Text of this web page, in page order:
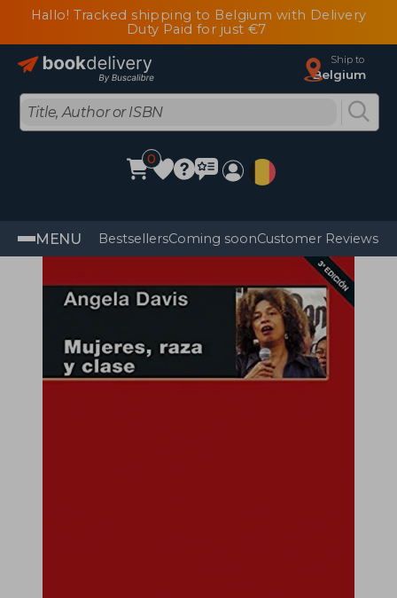
Hallo! Tracked shipping to Belgium with Delivery
Duty Paid for just €7
Ship to
Belgium
0
MENU BestsellersComing soonCustomer Reviews